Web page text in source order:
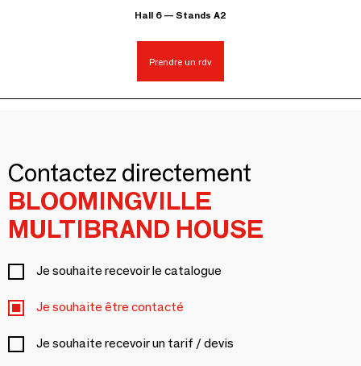
Hall 6 — Stands A2
Prendre un rdv
Contactez directement
BLOOMINGVILLE
MULTIBRAND HOUSE
Je souhaite recevoir le catalogue
Je souhaite être contacté
Je souhaite recevoir un tarif / devis